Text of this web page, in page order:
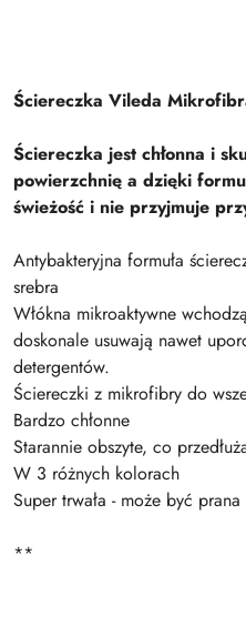
Ściereczka Vileda
Ściereczka jest chłonna i
powierzchnię a dzięki
świeżość i nie przyjmuje
Antybakteryjna formuła
srebra
Włókna mikroaktywne
doskonale usuwają nawet
detergentów.
Ściereczki z mikrofibry do
Bardzo chłonne
Starannie obszyte, co
W 3 różnych kolorach
Super trwała - może być
**